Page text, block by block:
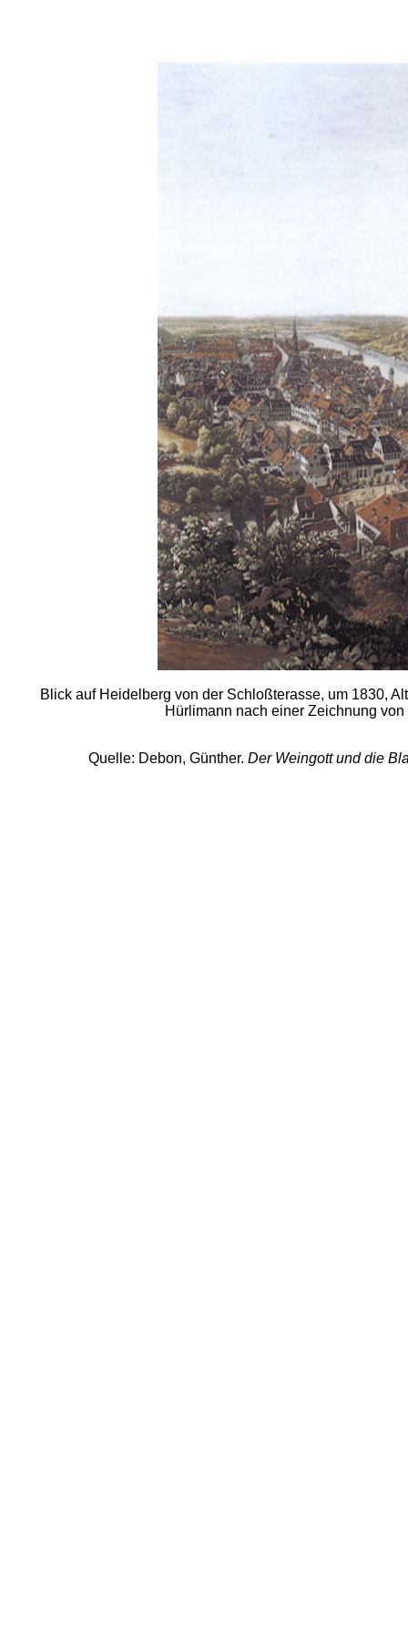
Blick auf Heidelberg von der Schloßterasse, um 1830,
Hürlimann nach einer Zeichnung
Quelle: Debon, Günther. Der Weingott und die